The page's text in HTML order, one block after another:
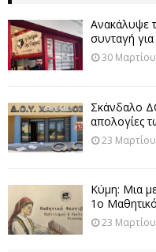
Ανακάλυψε
συνταγή
30
Σκάνδαλο
απολογίες
23
Κύμη: Μια
1ο
23